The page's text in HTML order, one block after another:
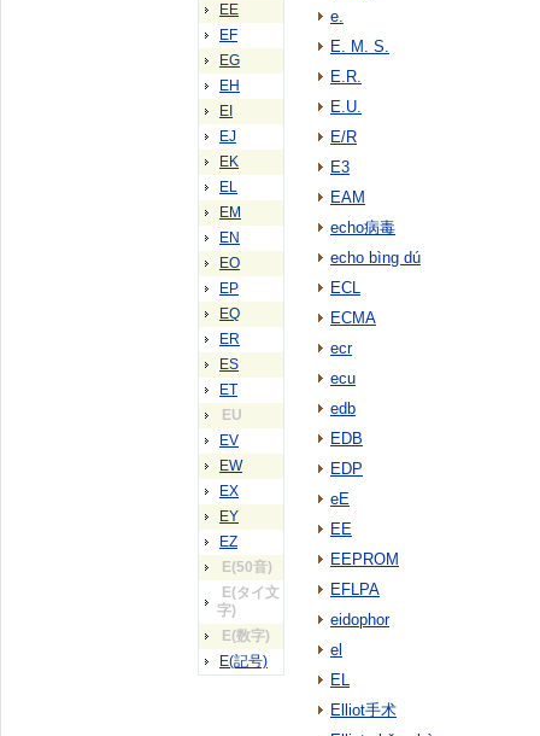
EE
EF
EG
EH
EI
EJ
EK
EL
EM
EN
EO
EP
EQ
ER
ES
ET
EU
EV
EW
EX
EY
EZ
E(50音)
E(タイ文
字)
E(数字)
E(記号)
e.
E. M. S.
E.R.
E.U.
E/R
E3
EAM
echo病毒
echo bìng dú
ECL
ECMA
ecr
ecu
edb
EDB
EDP
eE
EE
EEPROM
EFLPA
eidophor
el
EL
Elliot手术